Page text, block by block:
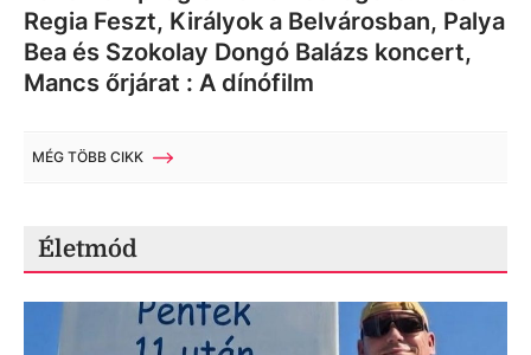
Regia Feszt, Királyok a Belvárosban, Palya
Bea és Szokolay Dongó Balázs koncert,
Mancs őrjárat : A dínófilm
MÉG TÖBB CIKK
Életmód